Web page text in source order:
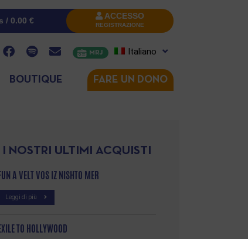
/ 0.00 € ACCESSO
REGISTRAZIONE
MRJ Italiano
BOUTIQUE FARE UN DONO
I NOSTRI ULTIMI ACQUISTI
A VELT VOS IZ NISHTO MER
Leggi di più
TO HOLLYWOOD